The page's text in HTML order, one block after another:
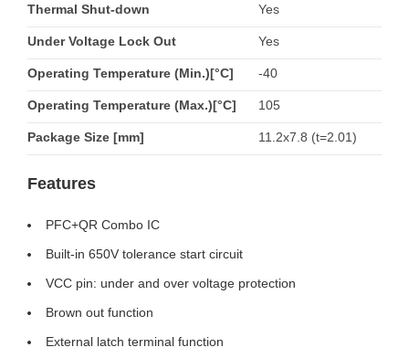
Thermal Shut-down Yes
Under Voltage Lock Out Yes
Operating Temperature (Min.)[°C] -40
Operating Temperature (Max.)[°C] 105
Package Size [mm] 11.2x7.8 (t=2.01)
Features
PFC+QR Combo IC
Built-in 650V tolerance start circuit
VCC pin: under and over voltage protection
Brown out function
External latch terminal function